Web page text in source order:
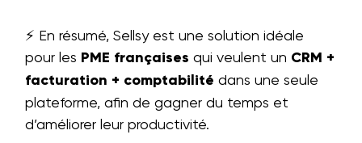
⚡ En résumé, Sellsy est une solution idéale
pour les PME françaises qui veulent un CRM +
facturation + comptabilité dans une seule
plateforme, afin de gagner du temps et
d’améliorer leur productivité.